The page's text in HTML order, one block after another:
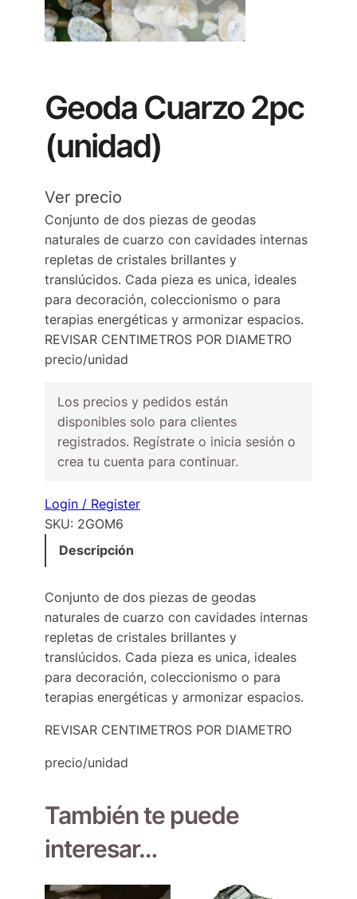
Geoda Cuarzo 2pc
(unidad)
Ver precio
Conjunto de dos piezas de geodas
naturales de cuarzo con cavidades internas
repletas de cristales brillantes y
translúcidos. Cada pieza es unica, ideales
para decoración, coleccionismo o para
terapias energéticas y armonizar espacios.
REVISAR CENTIMETROS POR DIAMETRO
precio/unidad
Los precios y pedidos están
disponibles solo para clientes
registrados. Regístrate o inicia sesión o
crea tu cuenta para continuar.
Login / Register
SKU: 2GOM6
Descripción
Conjunto de dos piezas de geodas
naturales de cuarzo con cavidades internas
repletas de cristales brillantes y
translúcidos. Cada pieza es unica, ideales
para decoración, coleccionismo o para
terapias energéticas y armonizar espacios.
REVISAR CENTIMETROS POR DIAMETRO
precio/unidad
También te puede
interesar…